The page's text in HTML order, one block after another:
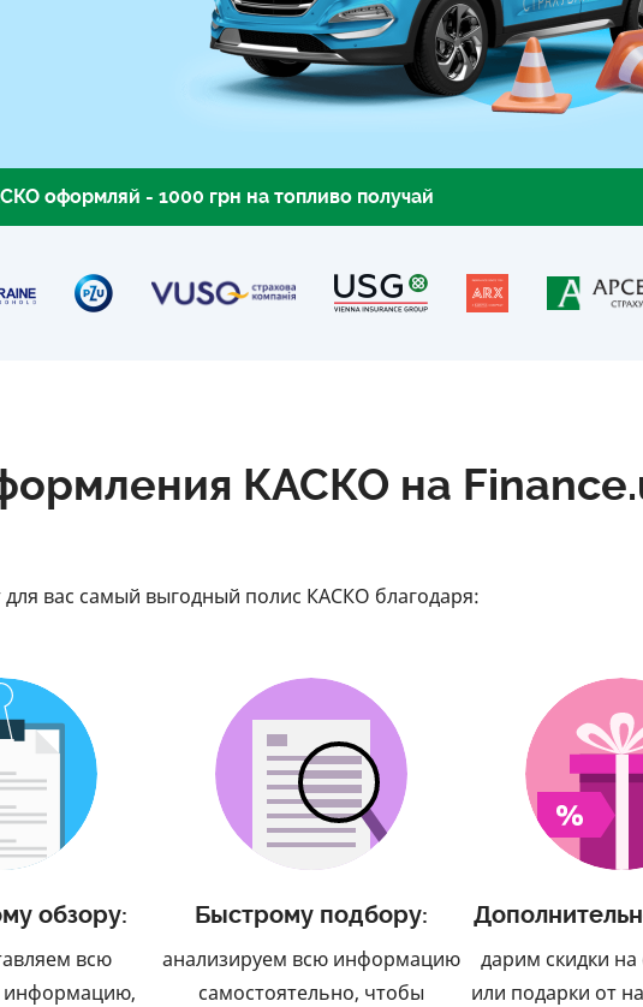
ГЕРМАНИЮ
оформляй - 1000 грн на топливо получай
КАСКО на
для вас самый выгодный полис КАСКО благодаря:
обзору:
всю
информацию,
Быстрому подбору:
анализируем всю информацию
самостоятельно, чтобы
дарим скидки на
или подарки от